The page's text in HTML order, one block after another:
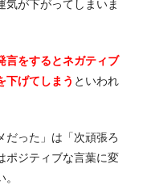
気が下がってしまいま
言をするとネガティブ
下げてしまう といわれ
だった」は「次頑張ろ
ポジティブな言葉に変